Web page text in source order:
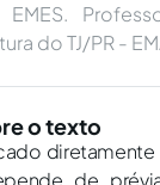
do TJ/PR -
o texto
diretamente
de